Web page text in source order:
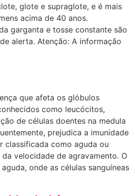
glote e supraglote, e é mais
acima de 40 anos.
garganta e tosse constante são
alerta. Atenção: A informação
que afeta os glóbulos
como leucócitos,
de células doentes na medula
prejudica a imunidade
classificada como aguda ou
velocidade de agravamento. O
onde as células sanguíneas